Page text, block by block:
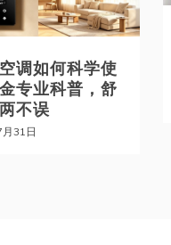
调如何科学使
专业科普，舒
不误
31日